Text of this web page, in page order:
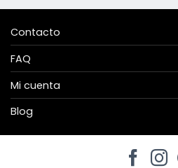
Contacto
FAQ
Mi cuenta
Blog